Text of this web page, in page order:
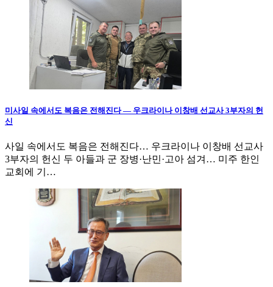
미사일 속에서도 복음은 전해진다 — 우크라이나 이창배 선교사 3부자의 헌
신
사일 속에서도 복음은 전해진다… 우크라이나 이창배 선교사
3부자의 헌신 두 아들과 군 장병·난민·고아 섬겨… 미주 한인
교회에 기…